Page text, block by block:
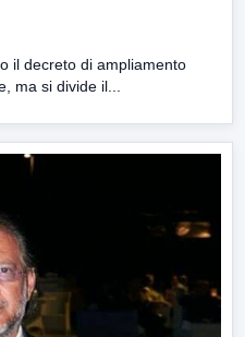
il decreto di ampliamento
ma si divide il...